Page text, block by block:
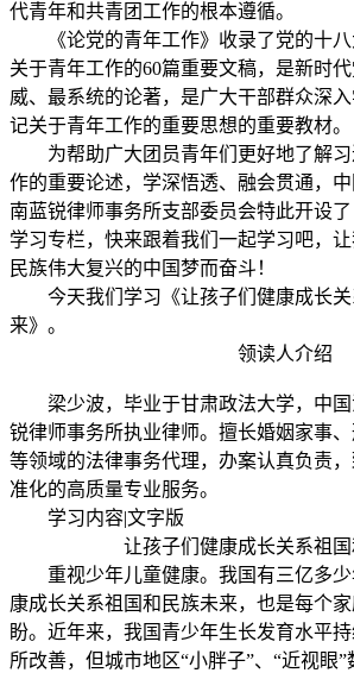
代青年和共青团工作的根本遵循。
《论党的青年工作》收录了党的十八
关于青年工作的60篇重要文稿，是新时
威、最系统的论著，是广大干部群众深
记关于青年工作的重要思想的重要教材。
为帮助广大团员青年们更好地了解习
作的重要论述，学深悟透、融会贯通，
南蓝锐律师事务所支部委员会特此开设了
学习专栏，快来跟着我们一起学习吧，
民族伟大复兴的中国梦而奋斗！
今天我们学习《让孩子们健康成长关
来》。
领读人介绍
梁少波，毕业于甘肃政法大学，中国
锐律师事务所执业律师。擅长婚姻家事
等领域的法律事务代理，办案认真负责
准化的高质量专业服务。
学习内容|文字版
让孩子们健康成长关系祖国
重视少年儿童健康。我国有三亿多少
康成长关系祖国和民族未来，也是每个
盼。近年来，我国青少年生长发育水平
所改善，但城市地区“小胖子”、“近视眼